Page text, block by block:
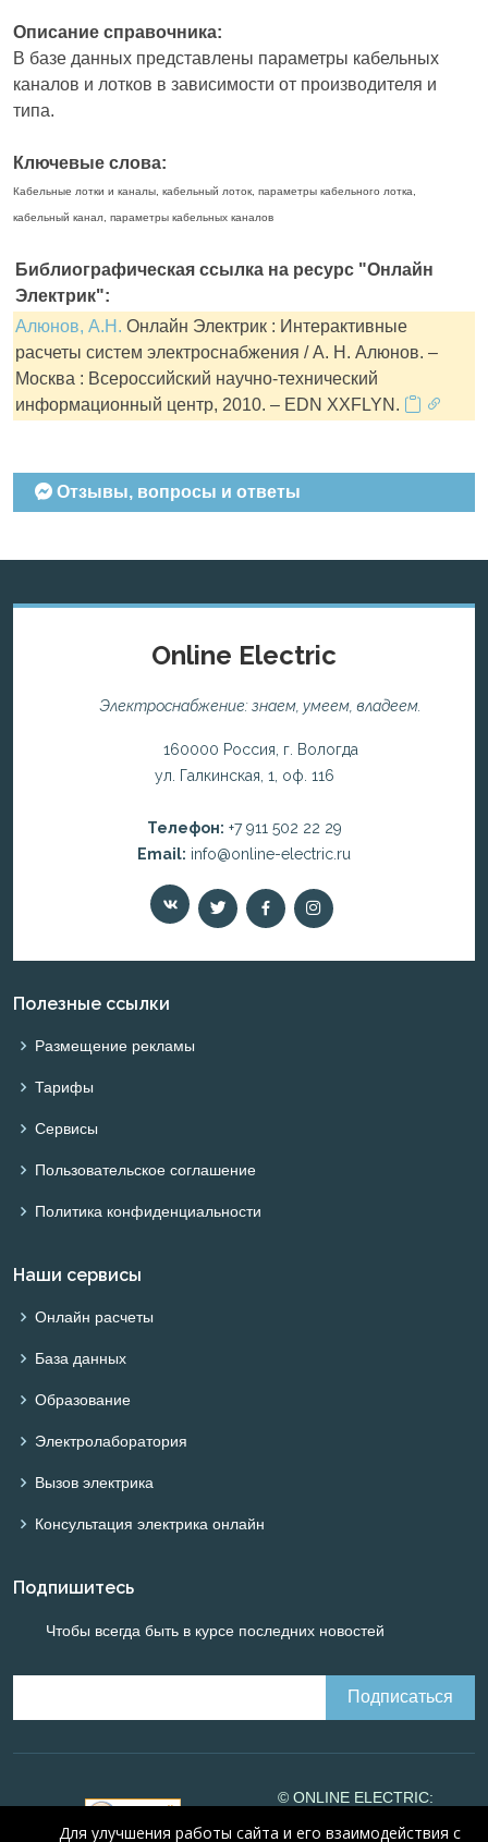
Описание справочника:
В базе данных представлены параметры кабельных
каналов и лотков в зависимости от производителя и
типа.
Ключевые слова:
Кабельные лотки и каналы, кабельный лоток, параметры кабельного лотка,
кабельный канал, параметры кабельных каналов
Библиографическая ссылка на ресурс "Онлайн
Электрик":
Алюнов, А.Н. Онлайн Электрик : Интерактивные
расчеты систем электроснабжения / А. Н. Алюнов. –
Москва : Всероссийский научно-технический
информационный центр, 2010. – EDN XXFLYN.
Отзывы, вопросы и ответы
Online Electric
Электроснабжение: знаем, умеем, владеем.
160000 Россия, г. Вологда
ул. Галкинская, 1, оф. 116
Телефон: +7 911 502 22 29
Email: info@online-electric.ru
Полезные ссылки
Размещение рекламы
Тарифы
Сервисы
Пользовательское соглашение
Политика конфиденциальности
Наши сервисы
Онлайн расчеты
База данных
Образование
Электролаборатория
Вызов электрика
Консультация электрика онлайн
Подпишитесь
Чтобы всегда быть в курсе последних новостей
© ONLINE ELECTRIC:
Для улучшения работы сайта и его взаимодействия с